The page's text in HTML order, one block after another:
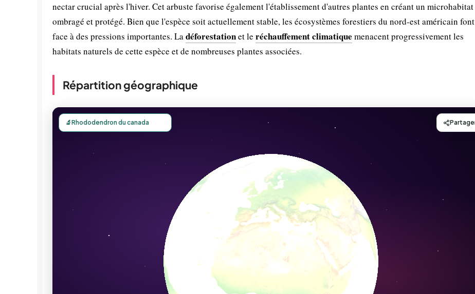
nectar crucial après l'hiver. Cet arbuste favorise également l'établissement d'autres plantes en créant un microhabitat
ombragé et protégé. Bien que l'espèce soit actuellement stable, les écosystèmes forestiers du nord-est américain font
face à des pressions importantes. Ladéforestationet le réchauffement climatique menacent progressivement les
habitats naturels de cette espèce et de nombreuses plantes associées.
Répartition géographique